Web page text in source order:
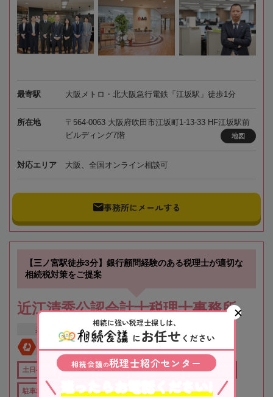
最寄駅 大阪メトロ・北大阪急行電鉄「江坂駅」徒歩1分
所在地
〒564-0063 大阪府吹田市江坂町1-13-33 HF江坂駅前
ビルディング7階
地図
対応エリア 大阪、全国オンライン相談可
事務所にメールする
【三ノ宮駅徒歩3分】銀行顧問経験のある税理士が適切な
相続税対策をご提案
近江清秀公認会計士税理士事務所
兵庫県 神戸市 三ノ宮駅
全国対応 初回相談無料
土日祝OK オンライン相談可 役所から近い 職歴20年以上
駐車場あり
相続に強い税理士探しは、
にお任せ ください
相続会議の税理士紹介センター